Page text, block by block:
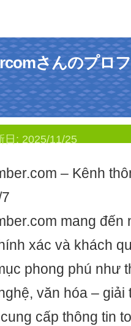
さんのプロ
日: 2025/11/25
– Kênh
mang đến
xác và khách
phong phú như
văn hóa –
cấp thông tin